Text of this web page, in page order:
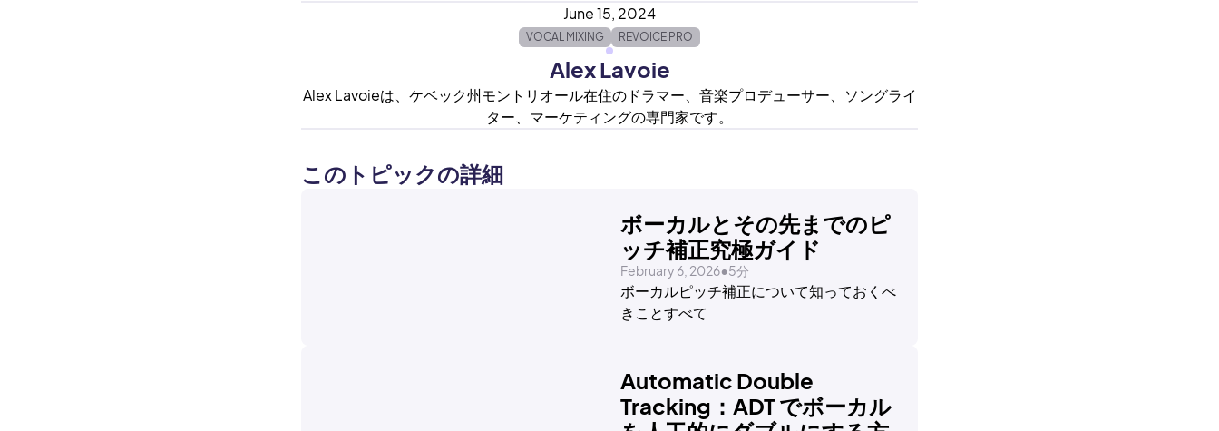
June 15, 2024
VOCAL MIXING REVOICE PRO
Alex Lavoie
Alex Lavoieは、ケベック州モントリオール在住のドラマー、音楽プロデューサー、ソングライ
ター、マーケティングの専門家です。
このトピックの詳細
ボーカルとその先までのピ
ッチ補正究極ガイド
February 6, 2026•5分
ボーカルピッチ補正について知っておくべ
きことすべて
Automatic Double
Tracking：ADT でボーカル